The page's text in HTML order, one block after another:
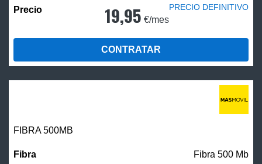
19,95 €/mes
PRECIO DEFINITIVO
CONTRATAR
FIBRA500MB
Fibra 500 Mb